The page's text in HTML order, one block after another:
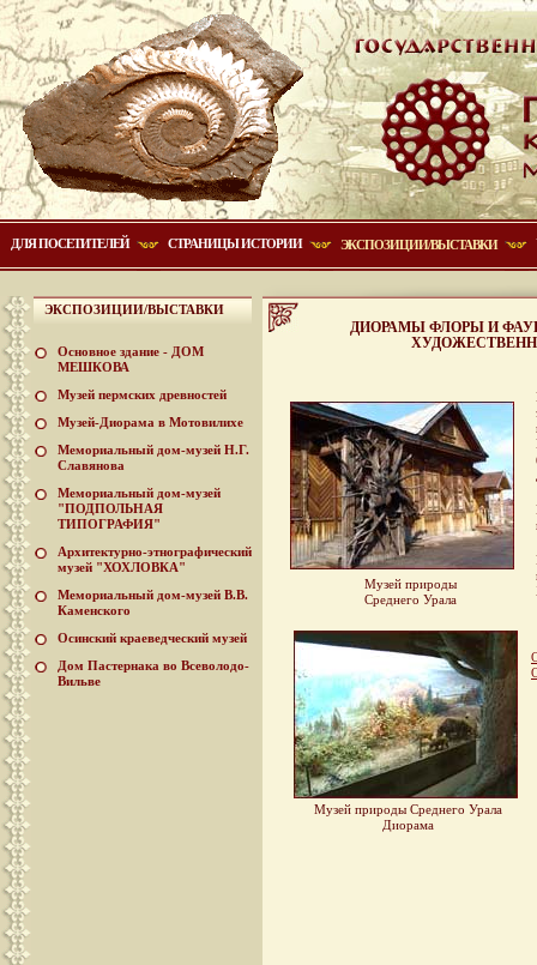
ДЛЯ ПОСЕТИТЕЛЕЙ СТРАНИЦЫ ИСТОРИИ ЭКСПОЗИЦИИ/ВЫСТАВКИ
ЭКСПОЗИЦИИ/ВЫСТАВКИ
Основное здание - ДОМ
МЕШКОВА
Музей пермских древностей
Музей-Диорама в Мотовилихе
Мемориальный дом-музей Н.Г.
Славянова
Мемориальный дом-музей
"ПОДПОЛЬНАЯ
ТИПОГРАФИЯ"
Архитектурно-этнографический
музей "ХОХЛОВКА"
Мемориальный дом-музей В.В.
Каменского
Осинский краеведческий музей
Дом Пастернака во Всеволодо-
Вильве
ДИОРАМЫ ФЛОРЫ И
Музей природы
Среднего Урала
Музей природы Среднего Урала
Диорама